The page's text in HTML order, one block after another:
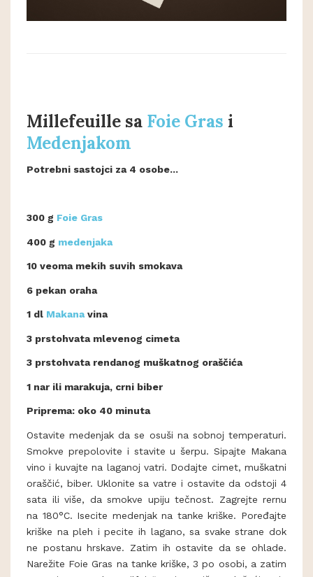
Millefeuille sa Foie Gras i
Medenjakom
Potrebni sastojci za 4 osobe...
300 g Foie Gras
400 g medenjaka
10 veoma mekih suvih smokava
6 pekan oraha
1 dl Makanavina
3 prstohvata mlevenog cimeta
3 prstohvata rendanog muškatnog oraščića
1 nar ili marakuja, crni biber
Priprema: oko 40 minuta
Ostavite medenjak da se osuši na sobnoj temperaturi.
Smokve prepolovite i stavite u šerpu. Sipajte Makana
vino i kuvajte na laganoj vatri. Dodajte cimet, muškatni
oraščić, biber. Uklonite sa vatre i ostavite da odstoji 4
sata ili više, da smokve upiju tečnost. Zagrejte rernu
na 180°C. Isecite medenjak na tanke kriške. Poređajte
kriške na pleh i pecite ih lagano, sa svake strane dok
ne postanu hrskave. Zatim ih ostavite da se ohlade.
Narežite Foie Gras na tanke kriške, 3 po osobi, a zatim